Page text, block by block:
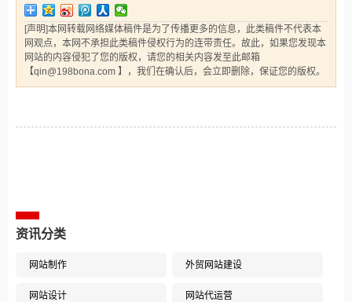
[声明]本网转载网络媒体稿件是为了传播更多的信息，此类稿件不代表本
网观点，本网不承担此类稿件侵权行为的连带责任。故此，如果您发现本
网站的内容侵犯了您的版权，请您的相关内容发至此邮箱
【qin@198bona.com 】，我们在确认后，会立即删除，保证您的版权。
资讯分类
网站制作 外贸网站建设
网站设计 网站代运营